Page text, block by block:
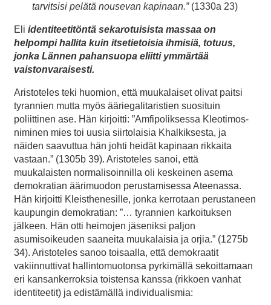
tarvitsisi pelätä nousevan kapinaan.”(1330a 23)
Eli identiteetitöntä sekarotuisista massaa on
helpompi hallita kuin itsetietoisia ihmisiä, totuus,
jonka Lännen pahansuopa eliitti ymmärtää
vaistonvaraisesti.
Aristoteles teki huomion, että muukalaiset olivat paitsi
tyrannien mutta myös ääriegalitaristien suosituin
poliittinen ase. Hän kirjoitti: ”Amfipoliksessa Kleotimos-
niminen mies toi uusia siirtolaisia Khalkiksesta, ja
näiden saavuttua hän johti heidät kapinaan rikkaita
vastaan.” (1305b 39). Aristoteles sanoi, että
muukalaisten normalisoinnilla oli keskeinen asema
demokratian äärimuodon perustamisessa Ateenassa.
Hän kirjoitti Kleisthenesille, jonka kerrotaan perustaneen
kaupungin demokratian: ”… tyrannien karkoituksen
jälkeen. Hän otti heimojen jäseniksi paljon
asumisoikeuden saaneita muukalaisia ja orjia.” (1275b
34). Aristoteles sanoo toisaalla, että demokraatit
vakiinnuttivat hallintomuotonsa pyrkimällä sekoittamaan
eri kansankerroksia toistensa kanssa (rikkoen vanhat
identiteetit) ja edistämällä individualismia: